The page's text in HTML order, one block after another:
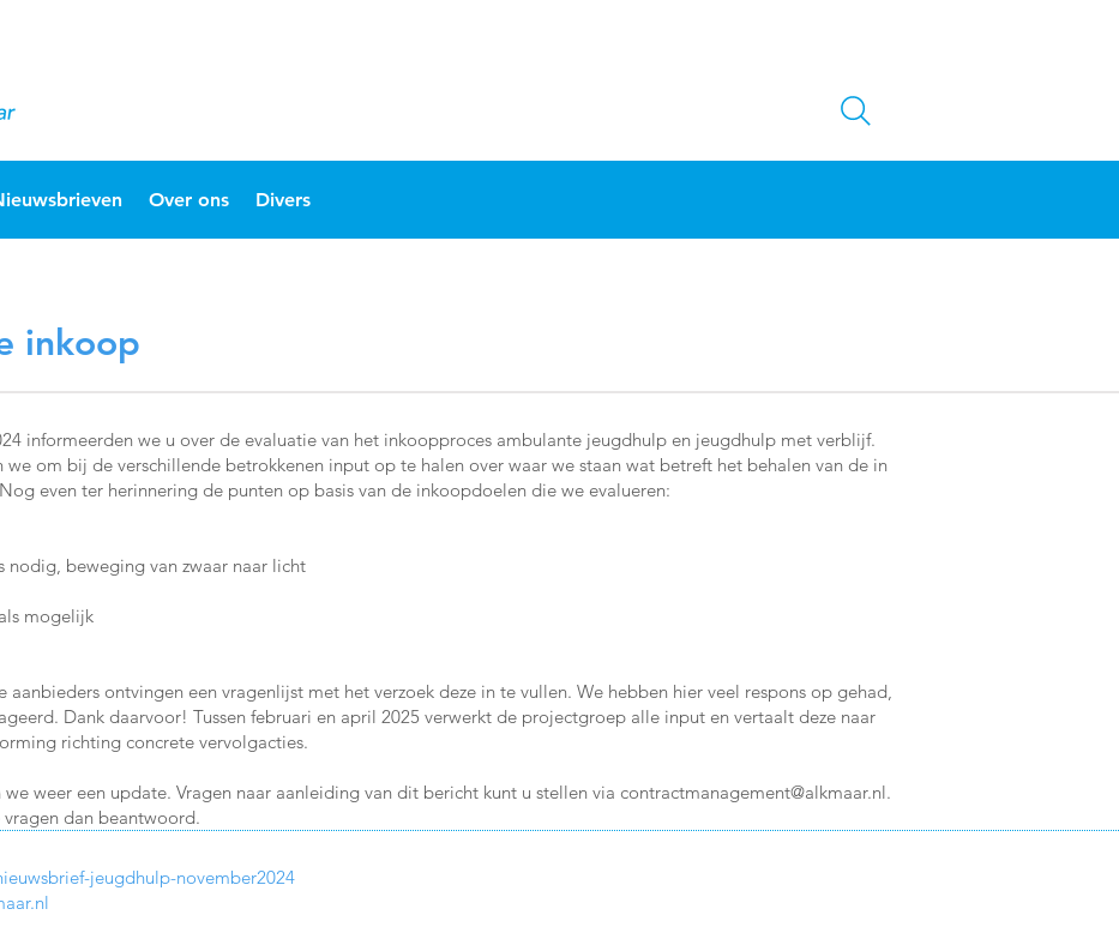
Over ons Divers
inkoop
informeerden we u over de evaluatie van het inkoopproces ambulante jeugdhulp en jeugdhulp met verblijf.
om bij de verschillende betrokkenen input op te halen over waar we staan wat betreft het behalen van de in
even ter herinnering de punten op basis van de inkoopdoelen die we evalueren:
nodig, beweging van zwaar naar licht
mogelijk
ontvingen een vragenlijst met het verzoek deze in te vullen. We hebben hier veel respons op gehad,
Dank daarvoor! Tussen februari en april 2025 verwerkt de projectgroep alle input en vertaalt deze naar
richting concrete vervolgacties.
weer een update. Vragen naar aanleiding van dit bericht kunt u stellen via contractmanagement@alkmaar.nl.
dan beantwoord.
jeugdhulp-november2024